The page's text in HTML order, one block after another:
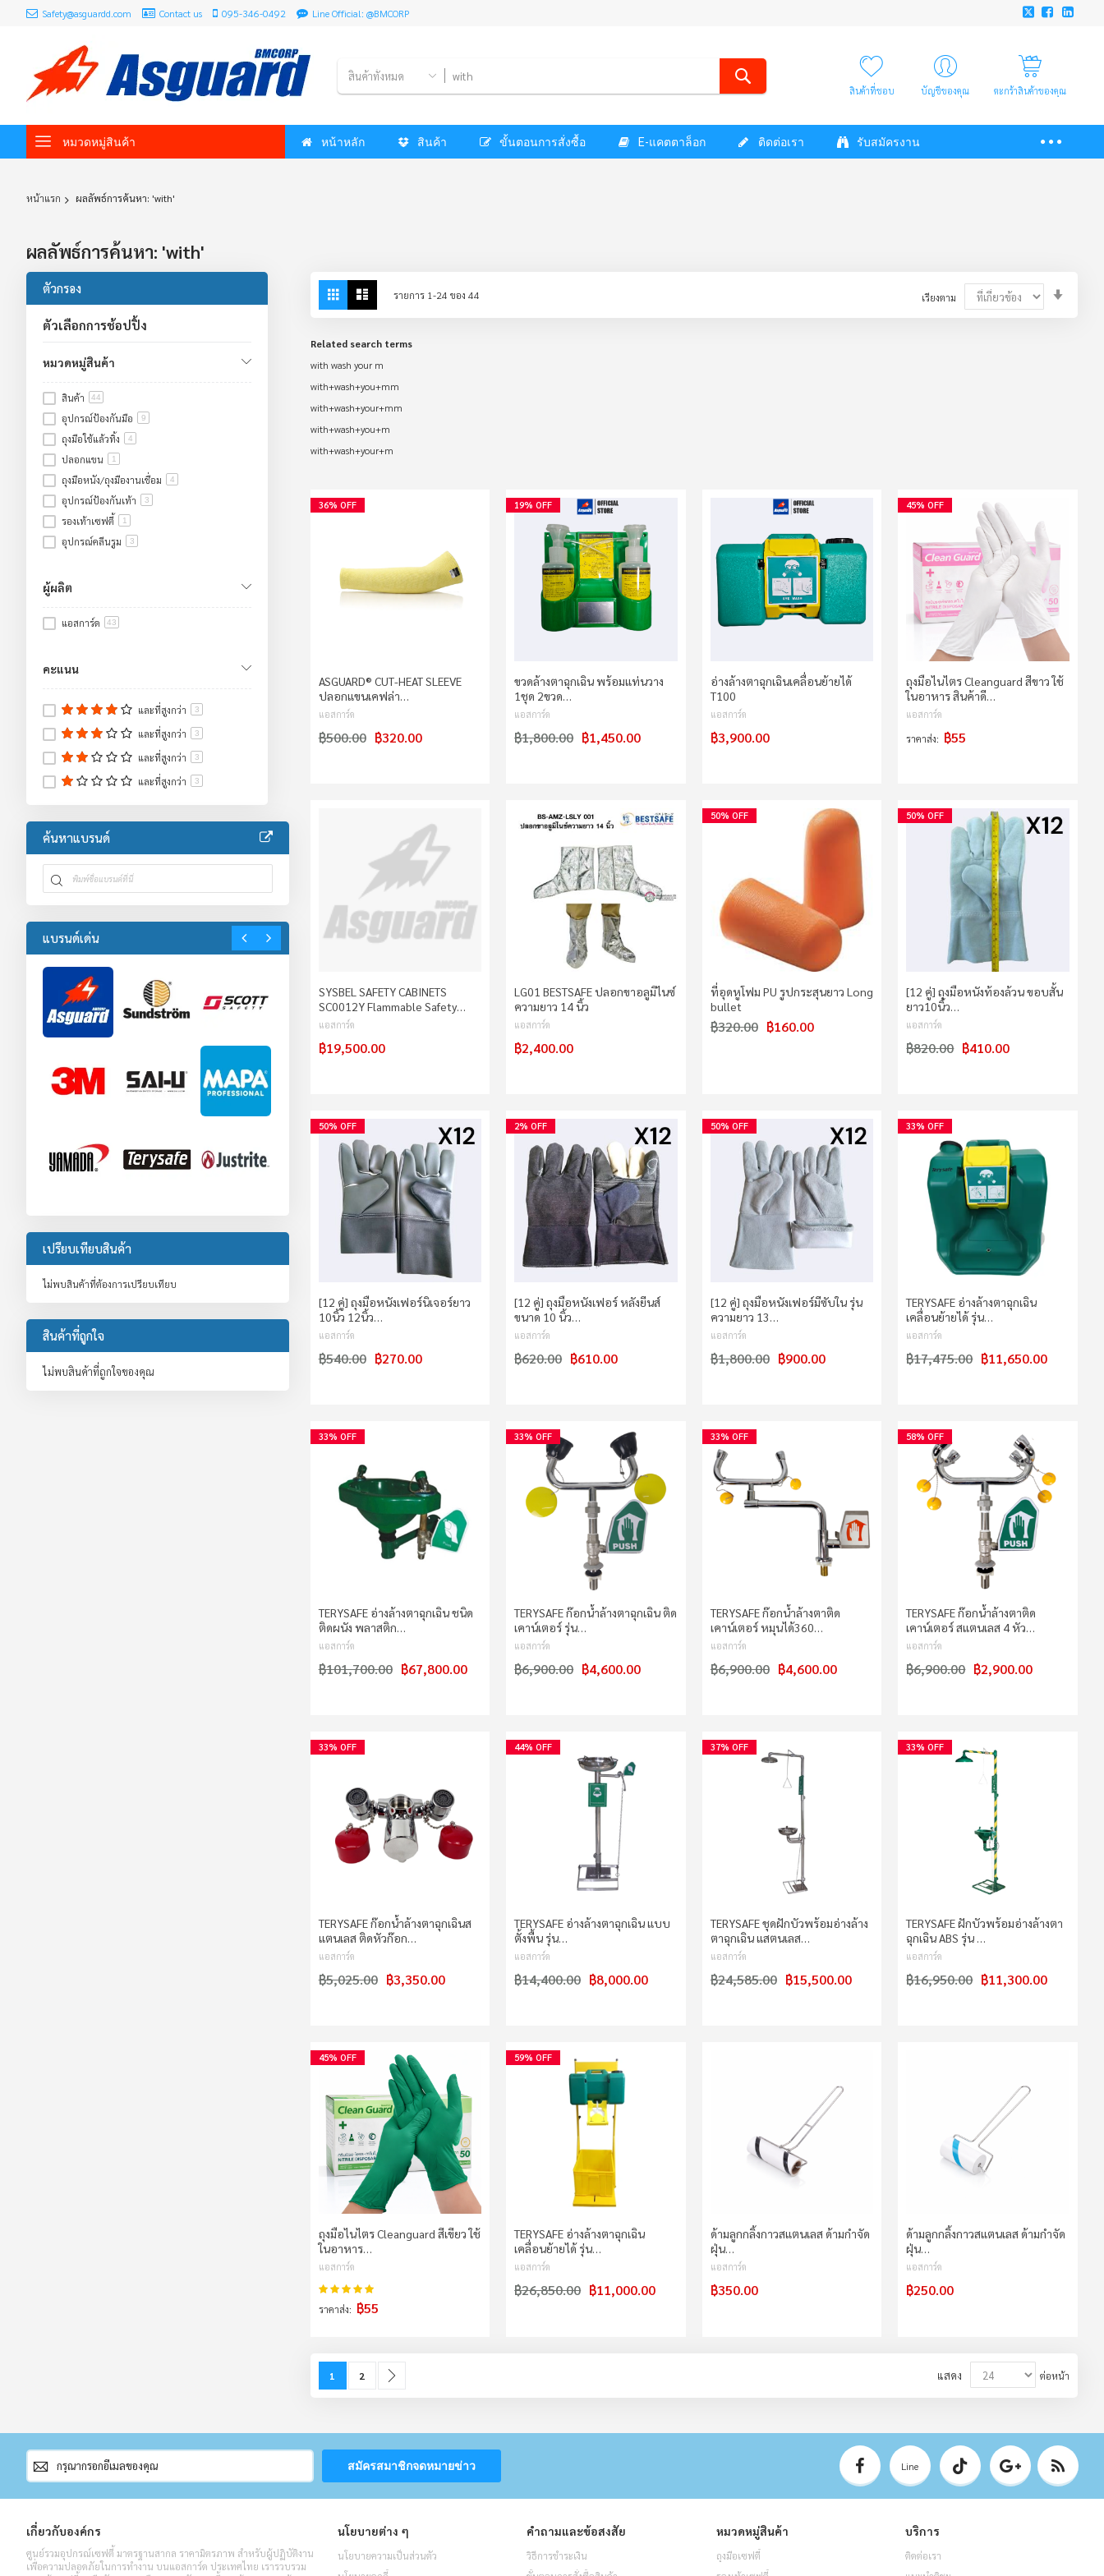
Safety@asguardd.com Contact us 095-346-0492 Line Official: @BMCORP
สินค้าทั้งหมด
สินค้าที่ชอบ บัญชีของคุณ ตะกร้าสินค้าของคุณ
หมวดหมู่สินค้า หน้าหลัก สินค้า ขั้นตอนการสั่งซื้อ E-แคตตาล็อก ติดต่อเรา รับสมัครงาน
หน้าแรก ผลลัพธ์การค้นหา: 'with'
ผลลัพธ์การค้นหา: 'with'
View
as
Grid รายการ 1-24 ของ 44 เรียงตาม
Related search terms
with wash your m
with+wash+you+mm
with+wash+your+mm
with+wash+you+m
with+wash+your+m
36% OFF
ASGUARD®️ CUT-HEAT SLEEVE
ปลอกแขนเคฟล่า…
แอสการ์ด
฿320.00
฿500.00
19% OFF
ขวดล้างตาฉุกเฉิน พร้อมแท่นวาง
1ชุด 2ขวด…
แอสการ์ด
฿1,450.00
฿1,800.00
อ่างล้างตาฉุกเฉินเคลื่อนย้ายได้
T100
แอสการ์ด
฿3,900.00
45% OFF
ถุงมือไนไตร Cleanguard สีขาว ใช้
ในอาหาร สินค้าดี…
แอสการ์ด
ราคาส่ง ฿55
SYSBEL SAFETY CABINETS
SC0012Y Flammable Safety…
แอสการ์ด
฿19,500.00
LG01 BESTSAFE ปลอกขาอลูมิไนซ์
ความยาว 14 นิ้ว
แอสการ์ด
฿2,400.00
50% OFF
ที่อุดหูโฟม PU รูปกระสุนยาว Long
bullet
฿160.00
฿320.00
50% OFF
[12 คู่] ถุงมือหนังท้องล้วน ขอบสั้น
ยาว10นิ้ว…
แอสการ์ด
฿410.00
฿820.00
50% OFF
[12 คู่] ถุงมือหนังเฟอร์นิเจอร์ยาว
10นิ้ว 12นิ้ว…
แอสการ์ด
฿270.00
฿540.00
2% OFF
[12 คู่] ถุงมือหนังเฟอร์ หลังยีนส์
ขนาด 10 นิ้ว…
แอสการ์ด
฿610.00
฿620.00
50% OFF
[12 คู่] ถุงมือหนังเฟอร์มีซับใน รุ่น
ความยาว 13…
แอสการ์ด
฿900.00
฿1,800.00
33% OFF
TERYSAFE อ่างล้างตาฉุกเฉิน
เคลื่อนย้ายได้ รุ่น…
แอสการ์ด
฿11,650.00
฿17,475.00
33% OFF
TERYSAFE อ่างล้างตาฉุกเฉิน ชนิด
ติดผนัง พลาสติก…
แอสการ์ด
฿67,800.00
฿101,700.00
33% OFF
TERYSAFE ก๊อกน้ำล้างตาฉุกเฉิน ติด
เคาน์เตอร์ รุ่น…
แอสการ์ด
฿4,600.00
฿6,900.00
33% OFF
TERYSAFE ก๊อกน้ำล้างตาติด
เคาน์เตอร์ หมุนได้360…
แอสการ์ด
฿4,600.00
฿6,900.00
58% OFF
TERYSAFE ก๊อกน้ำล้างตาติด
เคาน์เตอร์ สแตนเลส 4 หัว…
แอสการ์ด
฿2,900.00
฿6,900.00
33% OFF
TERYSAFE ก๊อกน้ำล้างตาฉุกเฉินส
แตนเลส ติดหัวก๊อก…
แอสการ์ด
฿3,350.00
฿5,025.00
44% OFF
TERYSAFE อ่างล้างตาฉุกเฉิน แบบ
ตั้งพื้น รุ่น…
แอสการ์ด
฿8,000.00
฿14,400.00
37% OFF
TERYSAFE ชุดฝักบัวพร้อมอ่างล้าง
ตาฉุกเฉิน แสตนเลส…
แอสการ์ด
฿15,500.00
฿24,585.00
33% OFF
TERYSAFE ฝักบัวพร้อมอ่างล้างตา
ฉุกเฉิน ABS รุ่น …
แอสการ์ด
฿11,300.00
฿16,950.00
45% OFF
ถุงมือไนไตร Cleanguard สีเขียว ใช้
ในอาหาร…
แอสการ์ด
คะแนน:
ราคาส่ง
฿55
59% OFF
TERYSAFE อ่างล้างตาฉุกเฉิน
เคลื่อนย้ายได้ รุ่น…
แอสการ์ด
฿11,000.00
฿26,850.00
ด้ามลูกกลิ้งกาวสแตนเลส ด้ามกำจัด
ฝุ่น…
แอสการ์ด
฿350.00
ด้ามลูกกลิ้งกาวสแตนเลส ด้ามกำจัด
ฝุ่น…
แอสการ์ด
฿250.00
You're currently reading page
1 Page
2 แสดง ต่อหน้า
ตัวกรอง
ตัวเลือกการช้อปปิ้ง
หมวดหมู่สินค้า
สินค้า 44
อุปกรณ์ป้องกันมือ 9
ถุงมือใช้แล้วทิ้ง 4
ปลอกแขน 1
ถุงมือหนัง/ถุงมืองานเชื่อม 4
อุปกรณ์ป้องกันเท้า 3
รองเท้าเซฟตี้ 1
อุปกรณ์คลีนรูม 3
อุปกรณ์ป้องกันใบหน้าและดวงตา
Lockout Tagout
อ่างล้างตาฉุกเฉิน
ตู้เก็บสารไวไฟ 2
งานปฐมพยาบาล
ผู้ผลิต
แอสการ์ด 43
คะแนน
และที่สูงกว่า 3
และที่สูงกว่า 3
และที่สูงกว่า 3
และที่สูงกว่า 3
ค้นหาแบรนด์
แบรนด์เด่น
เปรียบเทียบสินค้า
ไม่พบสินค้าที่ต้องการเปรียบเทียบ
สินค้าที่ถูกใจ
ไม่พบสินค้าที่ถูกใจของคุณ
สมัคร
สมาชิก
จดหมาย
ข่าว
สมัครสมาชิกจดหมายข่าว Line
เกี่ยวกับองค์กร
ศูนย์รวมอุปกรณ์เซฟตี้ มาตรฐานสากล ราคามิตรภาพ สำหรับผู้ปฏิบัติงาน
เพื่อความปลอดภัยในการทำงาน บนแอสการ์ด ประเทศไทย เรารวบรวม
นโยบายต่าง ๆ
นโยบายความเป็นส่วนตัว
คำถามและข้อสงสัย
วิธีการชำระเงิน
หมวดหมู่สินค้า
ถุงมือเซฟตี้
บริการ
ติดต่อเรา